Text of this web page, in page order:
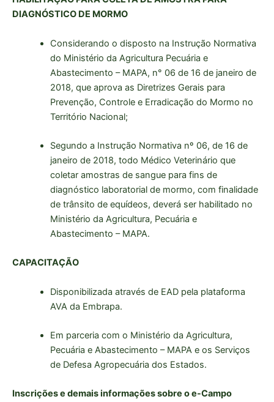
DIAGNÓSTICO DE MORMO
Considerando o disposto na Instrução Normativa
do Ministério da Agricultura Pecuária e
Abastecimento – MAPA, n° 06 de 16 de janeiro de
2018, que aprova as Diretrizes Gerais para
Prevenção, Controle e Erradicação do Mormo no
Território Nacional;
Segundo a Instrução Normativa nº 06, de 16 de
janeiro de 2018, todo Médico Veterinário que
coletar amostras de sangue para fins de
diagnóstico laboratorial de mormo, com finalidade
de trânsito de equídeos, deverá ser habilitado no
Ministério da Agricultura, Pecuária e
Abastecimento – MAPA.
CAPACITAÇÃO
Disponibilizada através de EAD pela plataforma
AVA da Embrapa.
Em parceria com o Ministério da Agricultura,
Pecuária e Abastecimento – MAPA e os Serviços
de Defesa Agropecuária dos Estados.
Inscrições e demais informações sobre o e-Campo